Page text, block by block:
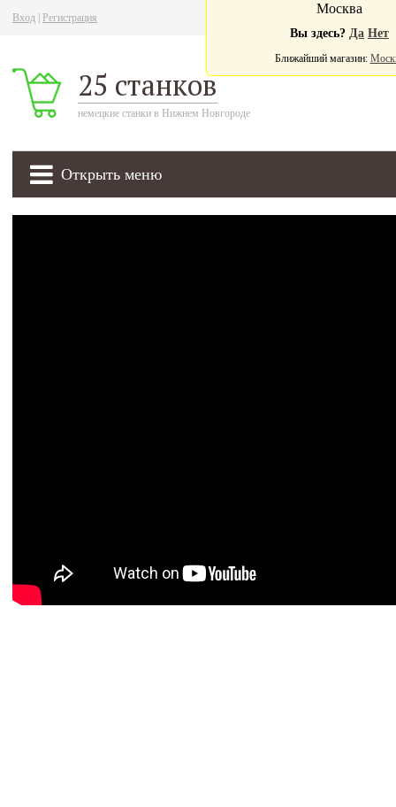
Вход Регистрация
25 станков
немецкие станки в Нижнем Новгороде
Открыть меню
Москва
Вы здесь? Да Нет
Ближайший магазин: